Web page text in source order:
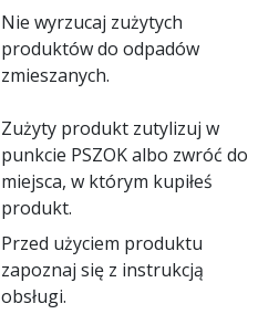
Nie wyrzucaj zużytych
produktów do odpadów
zmieszanych.
Zużyty produkt zutylizuj w
punkcie PSZOK albo zwróć do
miejsca, w którym kupiłeś
produkt.
Przed użyciem produktu
zapoznaj się z instrukcją
obsługi.